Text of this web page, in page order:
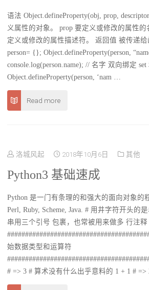
语法 Object.defineProperty(obj, prop,
义属性的对象。 prop 要定义或修改的属性的
定义或修改的属性描述符。 返回值 被传递
person= {}; Object.defineProperty(person,
console.log(person.name); // 名字 双向绑定
Object.defineProperty(person, ‘nam …
Read more
洛城风起 2018年10月6日 其他
Python3 基础速成
Python 是一门有条理的和强大的面向对象的
Perl, Ruby, Scheme, Java. # 用井字符开头的
串用三个引号 包裹，也常被用来做多 行注释
始数据类型和运算符
# => 3 # 算术没有什么出乎意料的 1 + 1 # =>